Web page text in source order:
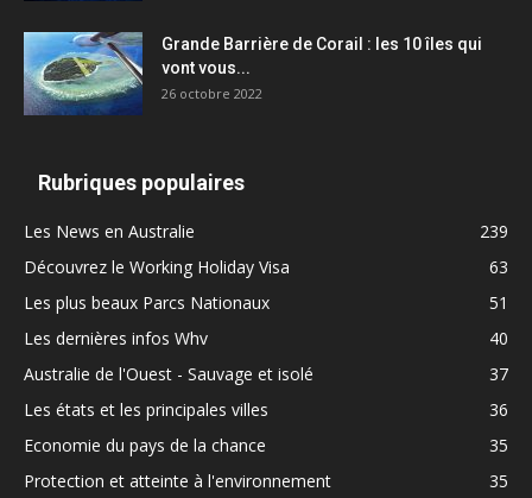
Grande Barrière de Corail : les 10 îles qui
vont vous...
26 octobre 2022
Rubriques populaires
Les News en Australie
239
Découvrez le Working Holiday Visa
63
Les plus beaux Parcs Nationaux
51
Les dernières infos Whv
40
Australie de l'Ouest - Sauvage et isolé
37
Les états et les principales villes
36
Economie du pays de la chance
35
Protection et atteinte à l'environnement
35